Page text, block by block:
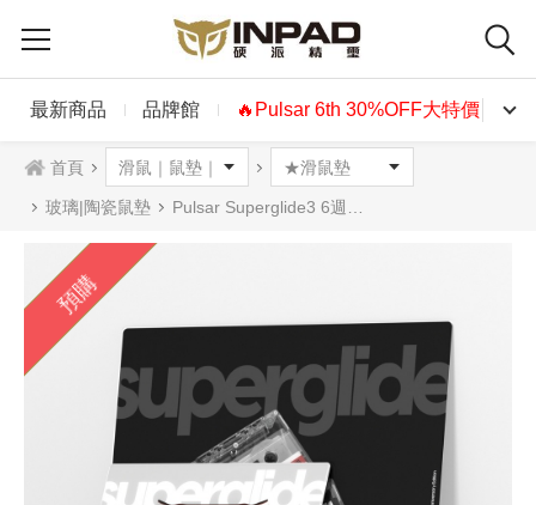
最新商品 品牌館 🔥Pulsar 6th 30%OFF大特價🔥
首頁
玻璃|陶瓷鼠墊 Pulsar Superglide3 6週年紀念版玻璃鼠墊 V3 滑板/錄音帶
預購